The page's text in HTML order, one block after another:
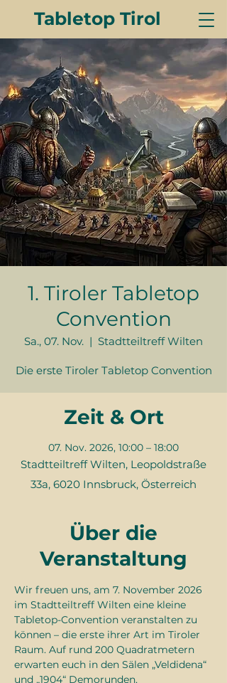
Tabletop Tirol
1. Tiroler Tabletop
Convention
Sa., 07. Nov.
  |
Stadtteiltreff Wilten
Die erste Tiroler Tabletop Convention
Zeit & Ort
07. Nov. 2026, 10:00 – 18:00
Stadtteiltreff Wilten, Leopoldstraße
33a, 6020 Innsbruck, Österreich
Über die
Veranstaltung
Wir freuen uns, am 7. November 2026
im Stadtteiltreff Wilten eine kleine
Tabletop-Convention veranstalten zu
können – die erste ihrer Art im Tiroler
Raum. Auf rund 200 Quadratmetern
erwarten euch in den Sälen „Veldidena“
und „1904“ Demorunden,